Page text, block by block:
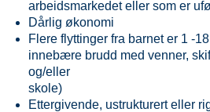
arbeidsmarkedet eller som er
Dårlig økonomi
Flere flyttinger fra barnet er 1 -
innebære brudd med venner,
og/eller
skole)
Ettergivende, ustrukturert eller